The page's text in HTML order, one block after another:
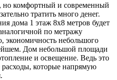
но комфортный и современный
тратить много денег.
дома 1 этаж 8х8 метров будет
по метражу
небольшого
Дом небольшой площади
и освещение. Ведь это
расходы, которые напрямую